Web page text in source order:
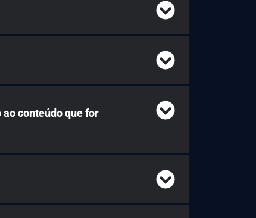
conteúdo que for